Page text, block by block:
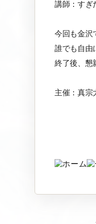
講師：すぎ
今回も金沢
誰でも自由
終了後、懇
主催：真宗